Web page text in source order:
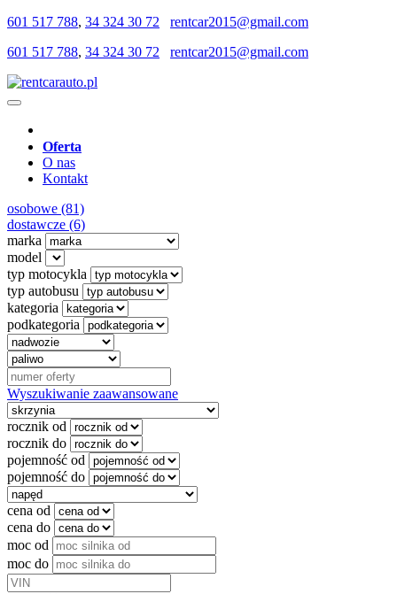
601 517 788, 34 324 30 72
rentcar2015@gmail.com
601 517 788, 34 324 30 72 rentcar2015@gmail.com
Oferta
O nas
Kontakt
osobowe (81)
dostawcze (6)
marka
model
typ motocykla
typ autobusu
kategoria
podkategoria
Wyszukiwanie zaawansowane
rocznik od
rocznik do
pojemność od
pojemność do
cena od
cena do
moc od
moc do